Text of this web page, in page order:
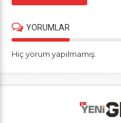
YORUMLAR
Hiç yorum yapılmamış.